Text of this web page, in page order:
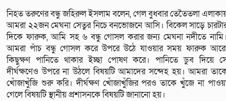
নিহত তরুণের বন্ধু জহিরুল ইসলাম বলেন, গেল বুধবার তেতৈতলা
আমরা ২২জন মেঘনা সেতুর নিচে বনভোজনে আসি। বিকেল সাড়ে
দিকে ফারুক, আমি সহ ৬ বন্ধু গোসল করার জন্য মেঘনা নদীতে
আমরা পাঁচ বন্ধু গোসল করে উপরে উঠে যাওয়ার সময় ফারুক
কিছুক্ষণ পানিতে থাকার ইচ্ছা পোষণ করে। পানিতে ডুব দিয়ে
দীর্ঘক্ষণেও উপরে না উঠলে বিষয়টি আমাদের সন্দেহ হয়। আমরা
খোঁজাখুঁজি শুরু করি। দীর্ঘক্ষণ খোঁজাখুঁজির পরও তাকে খুঁজে না
গেলে বিষয়টি স্থানীয় প্রশাসনকে বিষয়টি জানানো হয়।